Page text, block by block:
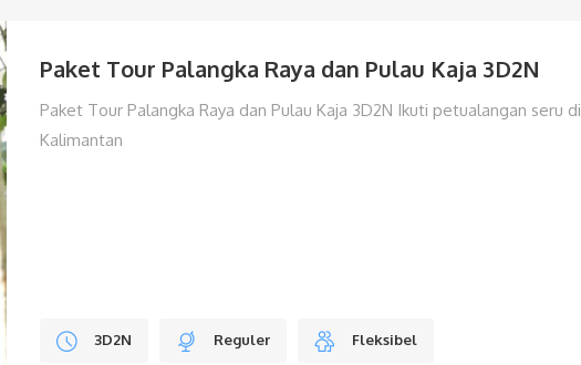
Paket Tour Palangka Raya dan Pulau Kaja 3D2N
Paket Tour Palangka Raya dan Pulau Kaja 3D2N Ikuti petualangan seru di
Kalimantan
3D2N Reguler Fleksibel